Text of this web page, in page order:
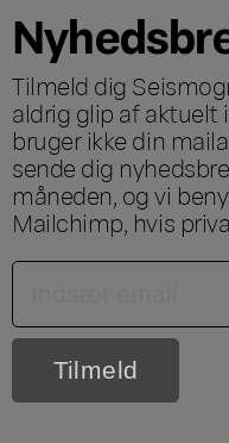
Tilmeld dig
aldrig glip af aktuelt
bruger ikke din
sende dig
måneden, og vi
Mailchimp, hvis